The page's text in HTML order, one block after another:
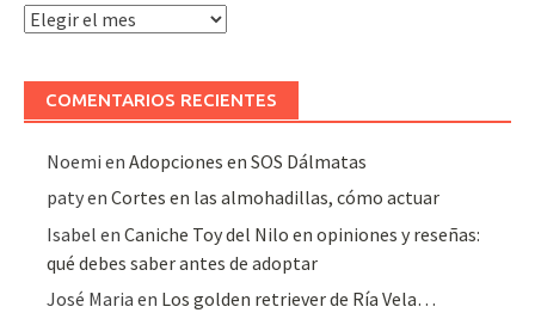
Archivo
artículos
COMENTARIOS RECIENTES
Noemi enAdopciones en SOS Dálmatas
patyenCortes en las almohadillas, cómo actuar
Isabel enCaniche Toy del Nilo en opiniones y reseñas:
qué debes saber antes de adoptar
José Maria en Los golden retriever de Ría Vela…